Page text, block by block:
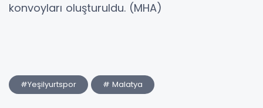
konvoyları oluşturuldu. (MHA)
#Yeşilyurtspor # Malatya